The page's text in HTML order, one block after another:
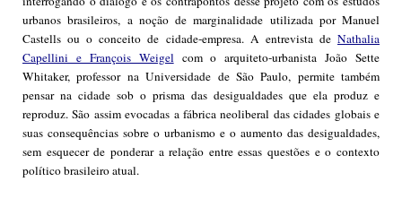
urbanos brasileiros, a noção de marginalidade utilizada por Manuel
Castells ou o conceito de cidade-empresa. A entrevista de Nathalia
Capellini e François Weigelcom o arquiteto-urbanista João Sette
Whitaker, professor na Universidade de São Paulo, permite também
pensar na cidade sob o prisma das desigualdades que ela produz e
reproduz. São assim evocadas a fábrica neoliberal das cidades globais e
suas consequências sobre o urbanismo e o aumento das desigualdades,
sem esquecer de ponderar a relação entre essas questões e o contexto
político brasileiro atual.